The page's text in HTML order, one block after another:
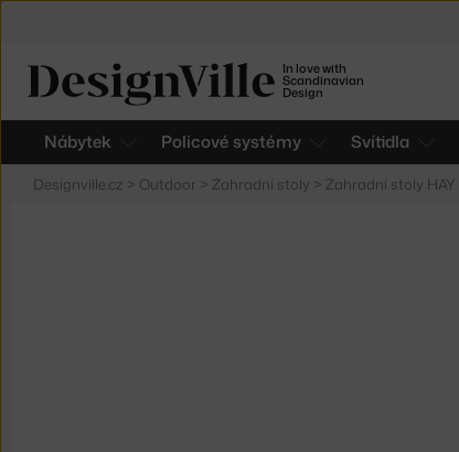
In love with
Scandinavian
Design
Nábytek Policové systémy Svítidla
Designville.cz > Outdoor > Zahradní stoly > Zahradní stoly HAY